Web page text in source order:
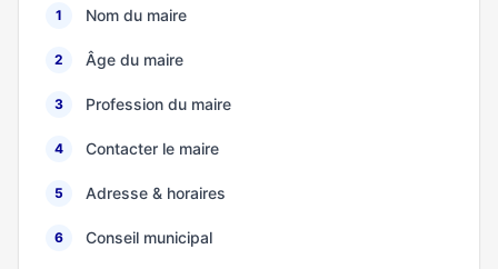
1 Nom du maire
2 Âge du maire
3 Profession du maire
4 Contacter le maire
5 Adresse & horaires
6 Conseil municipal